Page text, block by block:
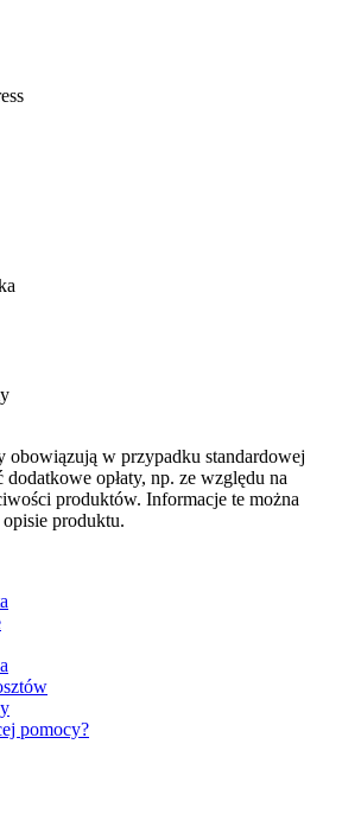
obowiązują w przypadku standardowej
opłaty, np. ze względu na
produktów. Informacje te można
produktu.
pomocy?